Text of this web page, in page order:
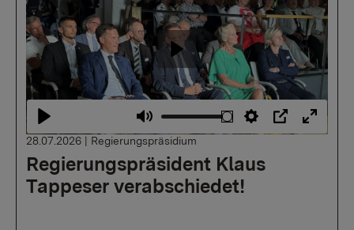
Abspielen Stummschalten Einstellungen
PIP
Abspielen
Regierungspräsident Klaus
Tappeser verabschiedet!
28.07.2026 | Regierungspräsidium